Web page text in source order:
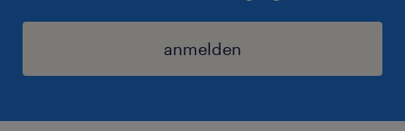
anmelden